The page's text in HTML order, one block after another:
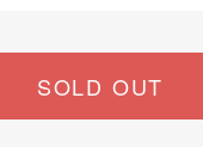
SOLD OUT